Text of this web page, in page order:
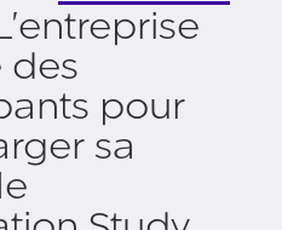
des
pour
sa